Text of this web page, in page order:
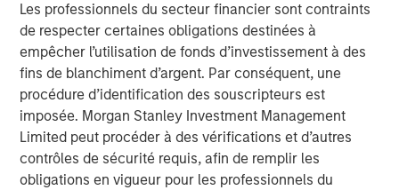
Les professionnels du secteur financier sont contraints
de respecter certaines obligations destinées à
empêcher l’utilisation de fonds d’investissement à des
fins de blanchiment d’argent. Par conséquent, une
procédure d’identification des souscripteurs est
imposée. Morgan Stanley Investment Management
Limited peut procéder à des vérifications et d’autres
contrôles de sécurité requis, afin de remplir les
obligations en vigueur pour les professionnels du
traditionnelles de couverture. Des points morts d’inflation
plus élevés, des primes de terme en hausse et une plus
grande volatilité sur l’ensemble des marchés de taux
s’accompagneraient probablement d’un élargissement
des primes de risque sur les marchés du crédit et les
marchés émergents.
Pour la plupart des portefeuilles, les principaux canaux
de transmission resteraient probablement indirects :